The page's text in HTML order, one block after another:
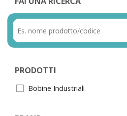
PRODOTTI
Bobine Industriali